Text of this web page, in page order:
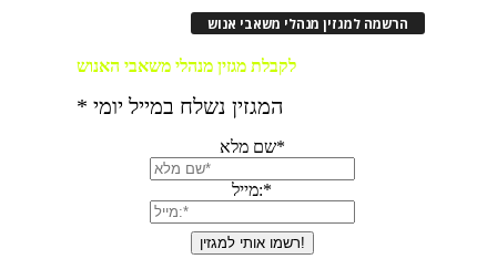
הרשמה למגזין מנהלי משאבי אנוש